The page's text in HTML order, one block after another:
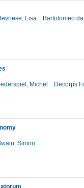
Lisa
Bartolomeo
Michel Decorps
Simon